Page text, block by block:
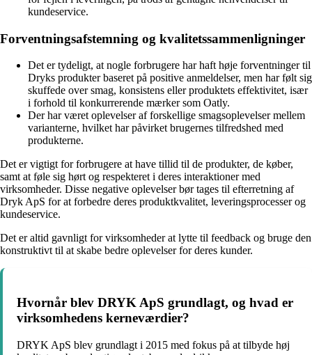
kundeservice.
Forventningsafstemning og kvalitetssammenligninger
Det er tydeligt, at nogle forbrugere har haft høje forventninger til
Dryks produkter baseret på positive anmeldelser, men har følt sig
skuffede over smag, konsistens eller produktets effektivitet, især
i forhold til konkurrerende mærker som Oatly.
Der har været oplevelser af forskellige smagsoplevelser mellem
varianterne, hvilket har påvirket brugernes tilfredshed med
produkterne.
Det er vigtigt for forbrugere at have tillid til de produkter, de køber,
samt at føle sig hørt og respekteret i deres interaktioner med
virksomheder. Disse negative oplevelser bør tages til efterretning af
Dryk ApS for at forbedre deres produktkvalitet, leveringsprocesser og
kundeservice.
Det er altid gavnligt for virksomheder at lytte til feedback og bruge den
konstruktivt til at skabe bedre oplevelser for deres kunder.
Hvornår blev DRYK ApS grundlagt, og hvad er
virksomhedens kerneværdier?
DRYK ApS blev grundlagt i 2015 med fokus på at tilbyde høj